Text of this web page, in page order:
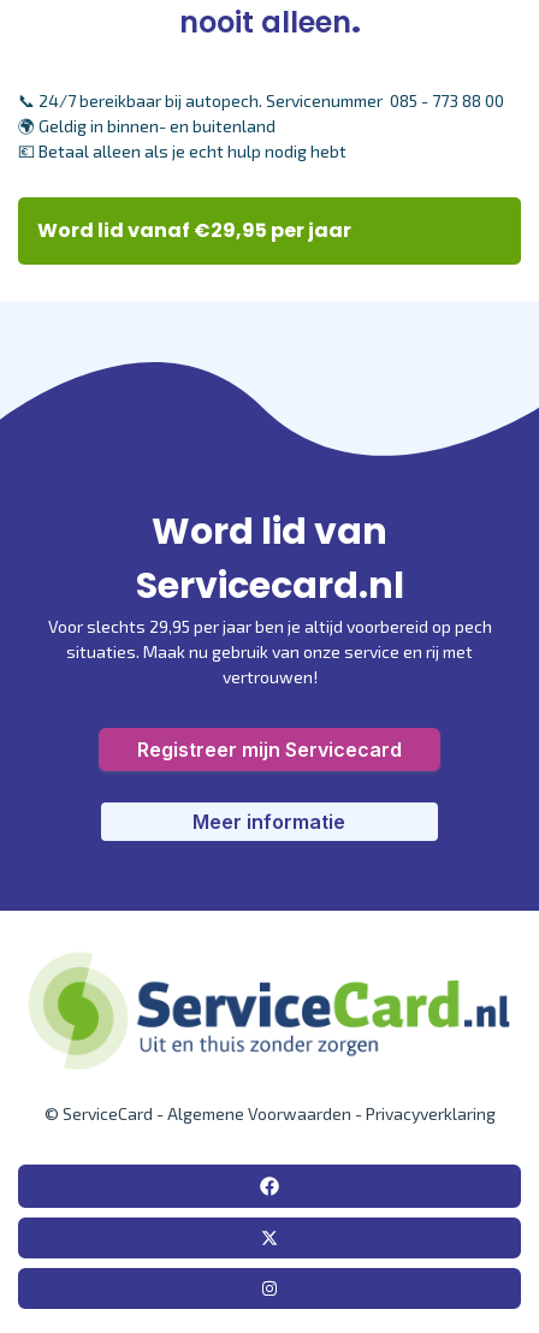
nooit alleen.
📞 24/7 bereikbaar bij autopech. Servicenummer 085 - 773 88 00
🌍 Geldig in binnen- en buitenland
💶 Betaal alleen als je echt hulp nodig hebt
Word lid vanaf €29,95 per jaar
Word lid van
Servicecard.nl
Voor slechts 29,95 per jaar ben je altijd voorbereid op pech
situaties. Maak nu gebruik van onze service en rij met
vertrouwen!
Registreer mijn Servicecard
Meer informatie
© ServiceCard -Algemene Voorwaarden -Privacyverklaring